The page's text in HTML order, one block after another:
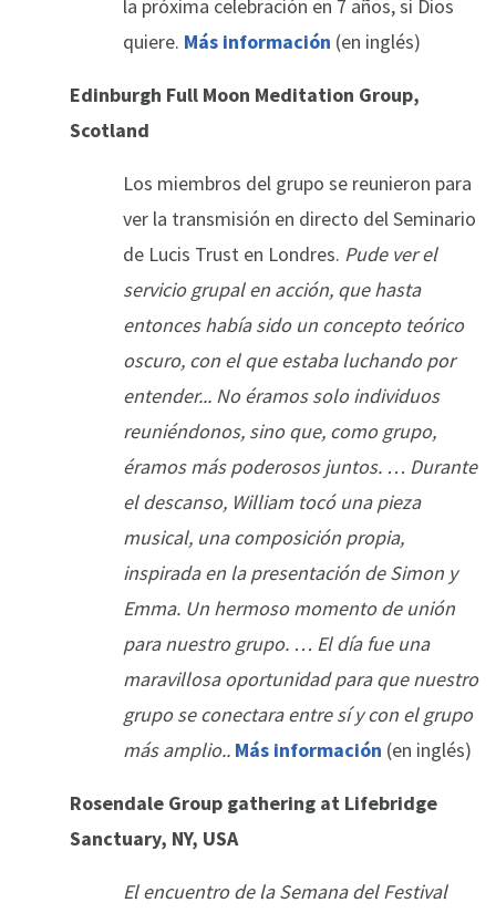
la próxima celebración en 7 años, si Dios
quiere. Más información (en inglés)
Edinburgh Full Moon Meditation Group,
Scotland
Los miembros del grupo se reunieron para
ver la transmisión en directo del Seminario
de Lucis Trust en Londres. Pude ver el
servicio grupal en acción, que hasta
entonces había sido un concepto teórico
oscuro, con el que estaba luchando por
entender... No éramos solo individuos
reuniéndonos, sino que, como grupo,
éramos más poderosos juntos. … Durante
el descanso, William tocó una pieza
musical, una composición propia,
inspirada en la presentación de Simon y
Emma. Un hermoso momento de unión
para nuestro grupo. … El día fue una
maravillosa oportunidad para que nuestro
grupo se conectara entre sí y con el grupo
más amplio.. Más información (en inglés)
Rosendale Group gathering at Lifebridge
Sanctuary, NY, USA
El encuentro de la Semana del Festival